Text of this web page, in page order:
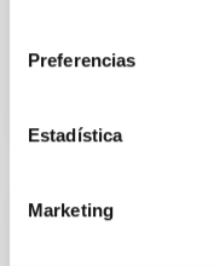
Preferencias
Estadística
Marketing
PUBLICACIÓN